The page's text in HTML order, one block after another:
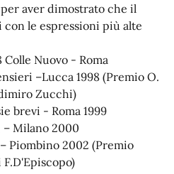
aver dimostrato che il
le espressioni più alte
Nuovo - Roma
–Lucca 1998 (Premio O.
Zucchi)
brevi - Roma 1999
Milano 2000
Piombino 2002 (Premio